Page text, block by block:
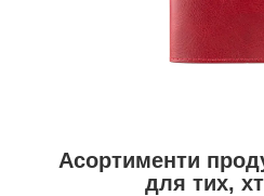
Асортименти
для тих,